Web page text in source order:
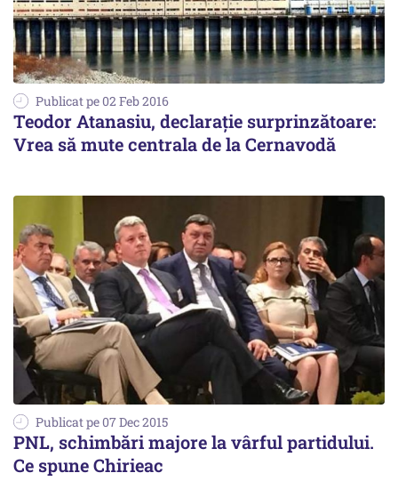
Publicat pe 02 Feb 2016
Teodor Atanasiu, declarație surprinzătoare:
Vrea să mute centrala de la Cernavodă
Publicat pe 07 Dec 2015
PNL, schimbări majore la vârful partidului.
Ce spune Chirieac